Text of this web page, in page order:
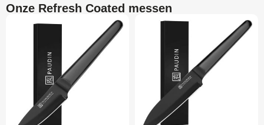
Onze Refresh Coated messen